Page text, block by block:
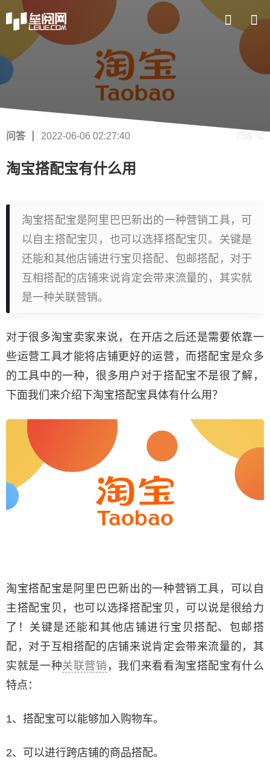
问答 2022-06-06 02:27:40 758 ℃
淘宝搭配宝有什么用
淘宝搭配宝是阿里巴巴新出的一种营销工具，可
以自主搭配宝贝，也可以选择搭配宝贝。关键是
还能和其他店铺进行宝贝搭配、包邮搭配，对于
互相搭配的店铺来说肯定会带来流量的，其实就
是一种关联营销。
对于很多淘宝卖家来说，在开店之后还是需要依靠一
些运营工具才能将店铺更好的运营，而搭配宝是众多
的工具中的一种，很多用户对于搭配宝不是很了解，
下面我们来介绍下淘宝搭配宝具体有什么用？
淘宝搭配宝是阿里巴巴新出的一种营销工具，可以自
主搭配宝贝，也可以选择搭配宝贝，可以说是很给力
了！关键是还能和其他店铺进行宝贝搭配、包邮搭
配，对于互相搭配的店铺来说肯定会带来流量的，其
实就是一种关联营销 ，我们来看看淘宝搭配宝有什么
特点：
1、搭配宝可以能够加入购物车。
2、可以进行跨店铺的商品搭配。